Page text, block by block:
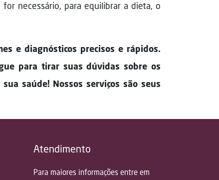
necessário, para equilibrar a dieta, o
e diagnósticos precisos e rápidos.
para tirar suas dúvidas sobre os
saúde! Nossos serviços são seus
Atendimento
Para maiores informações entre em